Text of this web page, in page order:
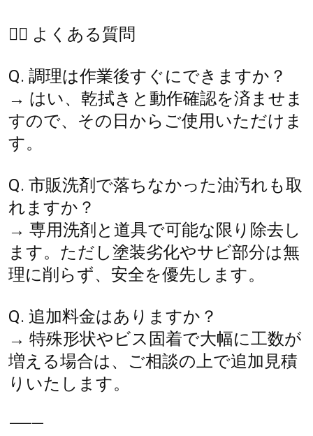
🙋‍♀️ よくある質問
Q. 調理は作業後すぐにできますか？
→ はい、乾拭きと動作確認を済ませま
すので、その日からご使用いただけま
す。
Q. 市販洗剤で落ちなかった油汚れも取
れますか？
→ 専用洗剤と道具で可能な限り除去し
ます。ただし塗装劣化やサビ部分は無
理に削らず、安全を優先します。
Q. 追加料金はありますか？
→ 特殊形状やビス固着で大幅に工数が
増える場合は、ご相談の上で追加見積
りいたします。
⸻